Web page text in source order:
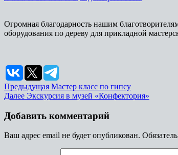
Огромная благодарность нашим
оборудования по дереву для прикладной
Навигация
по
записям
Предыдущая Предыдущая
запись:
Мастер класс по гипсу
Далее Следующая
Экскурсия в музей «Конфектория»
Добавить комментарий
Ваш адрес email не будет опубликован.